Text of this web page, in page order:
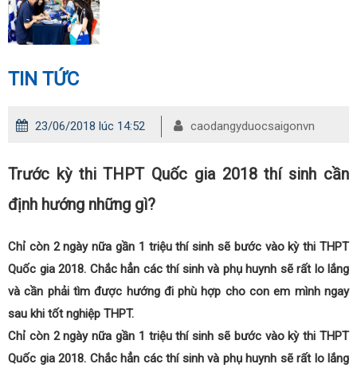
TIN TỨC
23/06/2018 lúc 14:52 caodangyduocsaigonvn
Trước kỳ thi THPT Quốc gia 2018 thí sinh cần
định hướng những gì?
Chỉ còn 2 ngày nữa gần 1 triệu thí sinh sẽ bước vào kỳ thi THPT
Quốc gia 2018. Chắc hẳn các thí sinh và phụ huynh sẽ rất lo lắng
và cần phải tìm được hướng đi phù hợp cho con em mình ngay
sau khi tốt nghiệp THPT.
Chỉ còn 2 ngày nữa gần 1 triệu thí sinh sẽ bước vào kỳ thi THPT
Quốc gia 2018. Chắc hẳn các thí sinh và phụ huynh sẽ rất lo lắng